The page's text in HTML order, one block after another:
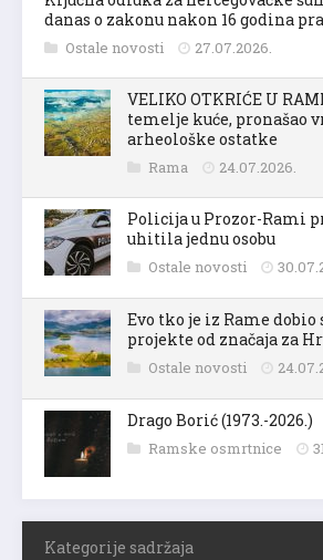
danas o zakonu nakon 16 godina
Ostale novosti 27.07.2026.
VELIKO OTKRIĆE U
temelje kuće, pronašao
arheološke ostatke
Rama 24.07.2026.
Policija u Prozor-Rami
uhitila jednu osobu
Ostale novosti
Evo tko je iz Rame dobio
projekte od značaja za
Ostale novosti
Drago Borić (1973.-2026.)
Ramske osmrtnice
Kategorije sadržaja